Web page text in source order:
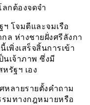
ลกต้องจดจำ
โจมตีและจมเรือ
ล ห่างชายฝั่งศรีลังกา
พิ่งเสร็จสิ้นการเข้า
นเจ้าภาพ ซึ่งมี
รัฐฯ เอง
หลายรายตั้งคำถาม
มทางกฎหมายหรือ